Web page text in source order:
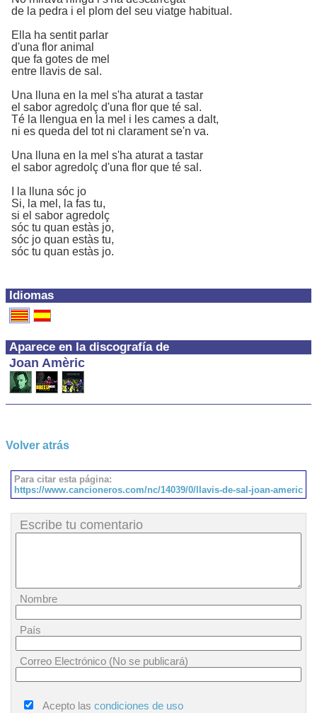
Idiomas
Aparece en la discografía de
Joan Amèric
de la pedra i el plom del seu viatge habitual.
Ella ha sentit parlar
d'una flor animal
que fa gotes de mel
entre llavis de sal.
Una lluna en la mel s'ha aturat a tastar
el sabor agredolç d'una flor que té sal.
Té la llengua en la mel i les cames a dalt,
ni es queda del tot ni clarament se'n va.
Una lluna en la mel s'ha aturat a tastar
el sabor agredolç d'una flor que té sal.
I la lluna sóc jo
Si, la mel, la fas tu,
si el sabor agredolç
sóc tu quan estàs jo,
sóc jo quan estàs tu,
sóc tu quan estàs jo.
Volver atrás
Para citar esta página:
https://www.cancioneros.com/nc/14039/0/llavis-de-sal-joan-americ
Escribe tu comentario
Nombre
País
Correo Electrónico (No se publicará)
Acepto las condiciones de uso